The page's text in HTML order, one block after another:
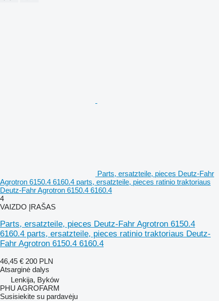
Parts, ersatzteile, pieces Deutz-Fahr
Agrotron 6150.4 6160.4 parts, ersatzteile, pieces ratinio traktoriaus
Deutz-Fahr Agrotron 6150.4 6160.4
4
VAIZDO ĮRAŠAS
Parts, ersatzteile, pieces Deutz-Fahr Agrotron 6150.4
6160.4 parts, ersatzteile, pieces ratinio traktoriaus Deutz-
Fahr Agrotron 6150.4 6160.4
46,45 € 200 PLN
Atsarginė dalys
Lenkija, Byków
PHU AGROFARM
Susisiekite su pardavėju